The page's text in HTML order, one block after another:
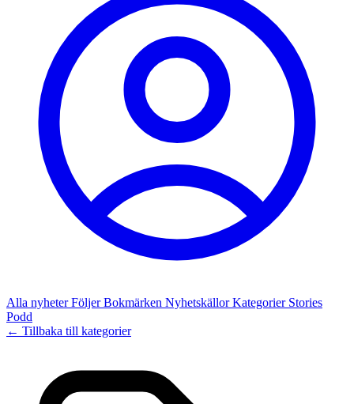
Alla nyheterFöljerBokmärken NyhetskällorKategorier Stories
Podd
← Tillbaka till kategorier